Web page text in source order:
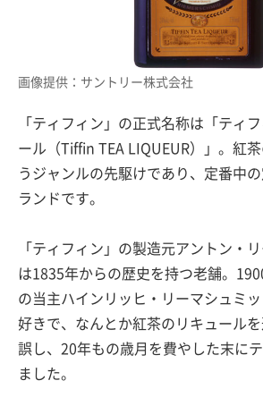
画像提供：サントリー株式会社
「ティフィン」の正式名称は「ティ
ール（Tiffin TEA LIQUEUR）」。紅
うジャンルの先駆けであり、定番中
ランドです。
「ティフィン」の製造元アントン・
は1835年からの歴史を持つ老舗。
の当主ハインリッヒ・リーマシュミ
好きで、なんとか紅茶のリキュール
誤し、20年もの歳月を費やした末に
ました。